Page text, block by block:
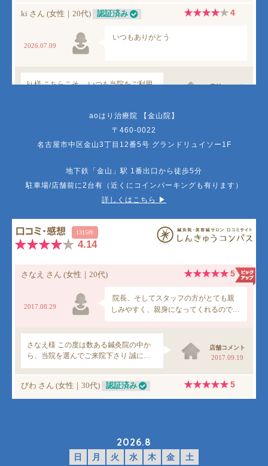
aoはり治療院 【金山院】
〒460-0022
名古屋市中区金山3丁目12番5号 グランドリュイソー1F
地下鉄「金山」駅 1番出口から徒歩5分
駐車場/店舗前に2台有（近くにコインパーキングも有ります）
詳しくはこちら ▶︎
2026.8
日 月 火 水 木 金
土